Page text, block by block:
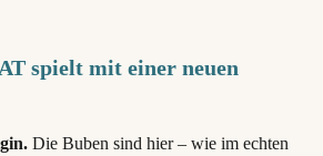
spielt mit einer neuen
Die Buben sind hier – wie im echten